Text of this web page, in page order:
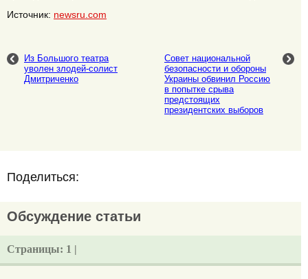
Источник: newsru.com
Из Большого театра
уволен злодей-солист
Дмитриченко
Совет национальной
безопасности и обороны
Украины обвинил Россию
в попытке срыва
предстоящих
президентских выборов
Поделиться:
Обсуждение статьи
Страницы: 1 |